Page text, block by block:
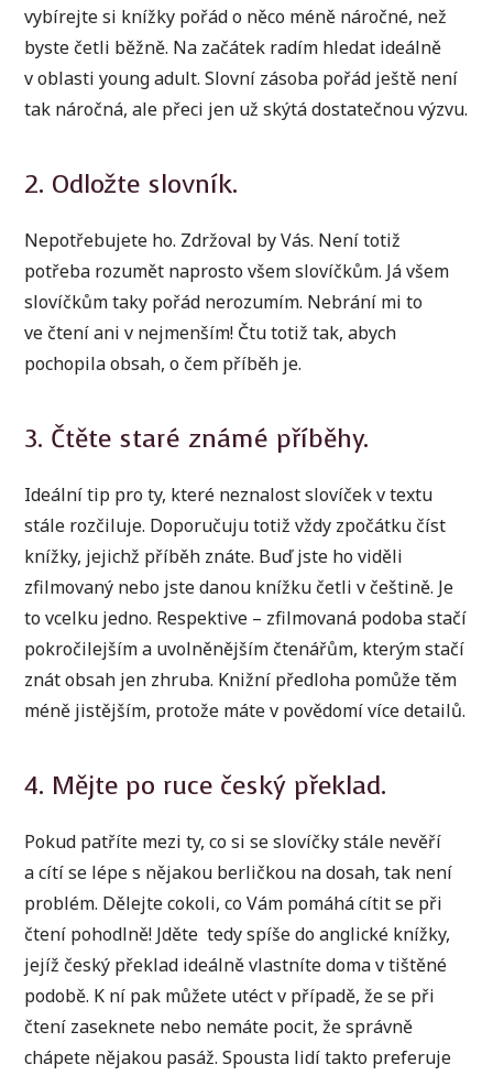
vybírejte si knížky pořád o něco méně náročné, než
byste četli běžně. Na začátek radím hledat ideálně
v oblasti young adult. Slovní zásoba pořád ještě není
tak náročná, ale přeci jen už skýtá dostatečnou výzvu.
2. Odložte slovník.
Nepotřebujete ho. Zdržoval by Vás. Není totiž
potřeba rozumět naprosto všem slovíčkům. Já všem
slovíčkům taky pořád nerozumím. Nebrání mi to
ve čtení ani v nejmenším! Čtu totiž tak, abych
pochopila obsah, o čem příběh je.
3. Čtěte staré známé příběhy.
Ideální tip pro ty, které neznalost slovíček v textu
stále rozčiluje. Doporučuju totiž vždy zpočátku číst
knížky, jejichž příběh znáte. Buď jste ho viděli
zfilmovaný nebo jste danou knížku četli v češtině. Je
to vcelku jedno. Respektive – zfilmovaná podoba stačí
pokročilejším a uvolněnějším čtenářům, kterým stačí
znát obsah jen zhruba. Knižní předloha pomůže těm
méně jistějším, protože máte v povědomí více detailů.
4. Mějte po ruce český překlad.
Pokud patříte mezi ty, co si se slovíčky stále nevěří
a cítí se lépe s nějakou berličkou na dosah, tak není
problém. Dělejte cokoli, co Vám pomáhá cítit se při
čtení pohodlně! Jděte tedy spíše do anglické knížky,
jejíž český překlad ideálně vlastníte doma v tištěné
podobě. K ní pak můžete utéct v případě, že se při
čtení zaseknete nebo nemáte pocit, že správně
chápete nějakou pasáž. Spousta lidí takto preferuje